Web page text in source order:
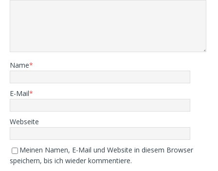
Name*
E-Mail*
Webseite
Meinen Namen, E-Mail und Website in diesem Browser
speichern, bis ich wieder kommentiere.